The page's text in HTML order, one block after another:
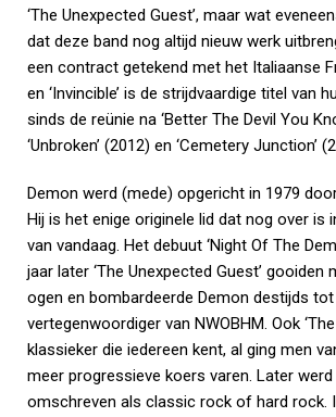
‘The Unexpected Guest’, maar wat
dat deze band nog altijd nieuw werk
een contract getekend met het Italiaanse
en ‘Invincible’ is de strijdvaardige titel van
sinds de reünie na ‘Better The Devil You
‘Unbroken’ (2012) en ‘Cemetery Junction’
Demon werd (mede) opgericht in 1979
Hij is het enige originele lid dat nog over is
van vandaag. Het debuut ‘Night Of The
jaar later ‘The Unexpected Guest’ gooiden
ogen en bombardeerde Demon destijds
vertegenwoordiger van NWOBHM. Ook ‘The
klassieker die iedereen kent, al ging men
meer progressieve koers varen. Later
omschreven als classic rock of hard rock.